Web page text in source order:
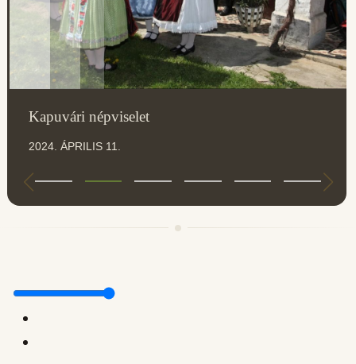
Kapuvári népviselet
2024. ÁPRILIS 11.